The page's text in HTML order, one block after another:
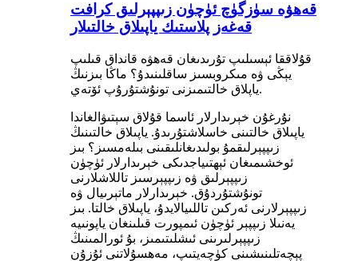
قەھۋە سۈزگۈچ ئۈچۈن زىپپېرلىق كرافت
قەغەز پلاستىك ياپىلاق خالتىلار
قۇلاققا ئېسىلىپ تۇرىدىغان قەھۋە قانداق قىلىپ
يېڭى ۋە مىكروبسىز ساقلىنىدۇ؟ ماڭا بىزنىڭ
ياپلاق خالتىمىزنى تونۇشتۇرۇپ ئۆتەي.
نۇرغۇن خېرىدارلار ئاسما قۇلاق سېتىۋالغاندا
ياپىلاق خالتىنى خاسلاشتۇرىدۇ. ياپىلاق خالتىنىڭ
زىپپېرلىقمۇ بولىدىغانلىقىنى بىلەمسىز؟ بىز
ئوخشىمىغان ئېھتىياجدىكى خېرىدارلار ئۈچۈن
زىپپېرلىق ۋە زىپپېرسىز تاللاشلارنى
تونۇشتۇردۇق. خېرىدارلار ماتېرىيال ۋە
زىپپېرلارنى ئەركىن تاللىيالايدۇ، ياپىلاق خالتا. بىز
يەنىلا زىپپېر ئۈچۈن ئىمپورت قىلىنغان ياپونىيە
زىپپېرلىرىنى ئىشلىتىمىز، بۇ ئورالمىنىڭ
پېچەتلىنىشىنى كۈچەيتىپ، مەھسۇلاتنى ئۇزۇن